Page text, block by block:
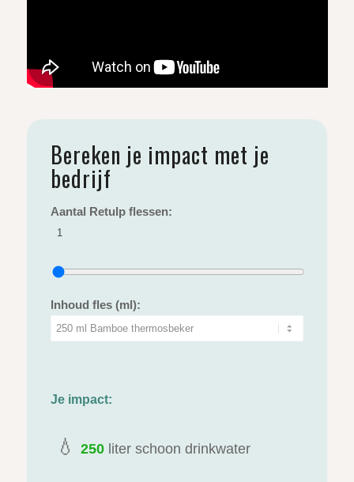
Bereken je impact met je
bedrijf
Aantal Retulp flessen:
1
Inhoud fles (ml):
Je impact:
💧 250liter schoon drinkwater